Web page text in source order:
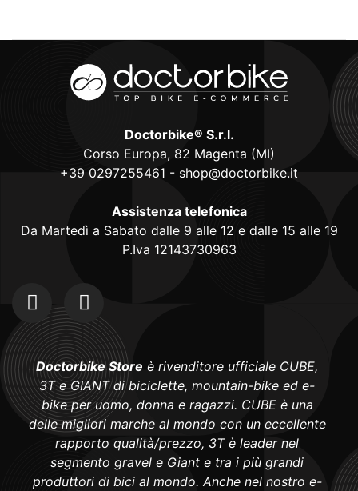
Doctorbike® S.r.l.
Corso Europa, 82 Magenta (MI)
+39 0297255461 - shop@doctorbike.it
Assistenza telefonica
Da Martedì a Sabato dalle 9 alle 12 e dalle 15 alle 19
P.Iva 12143730963
Doctorbike Store è rivenditore ufficiale CUBE,
3T e GIANT di biciclette, mountain-bike ed e-
bike per uomo, donna e ragazzi. CUBE è una
delle migliori marche al mondo con un eccellente
rapporto qualità/prezzo, 3T è leader nel
segmento gravel e Giant e tra i più grandi
produttori di bici al mondo. Anche nel nostro e-